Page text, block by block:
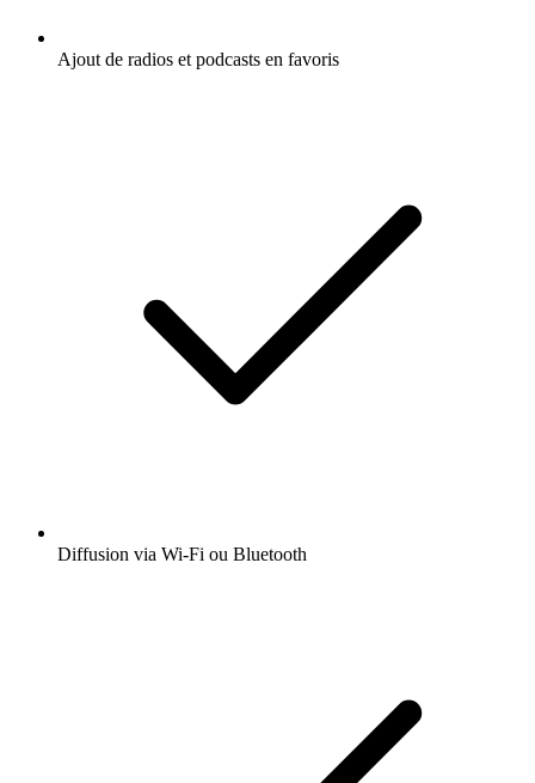
Ajout de radios et podcasts en favoris
Diffusion via Wi-Fi ou Bluetooth